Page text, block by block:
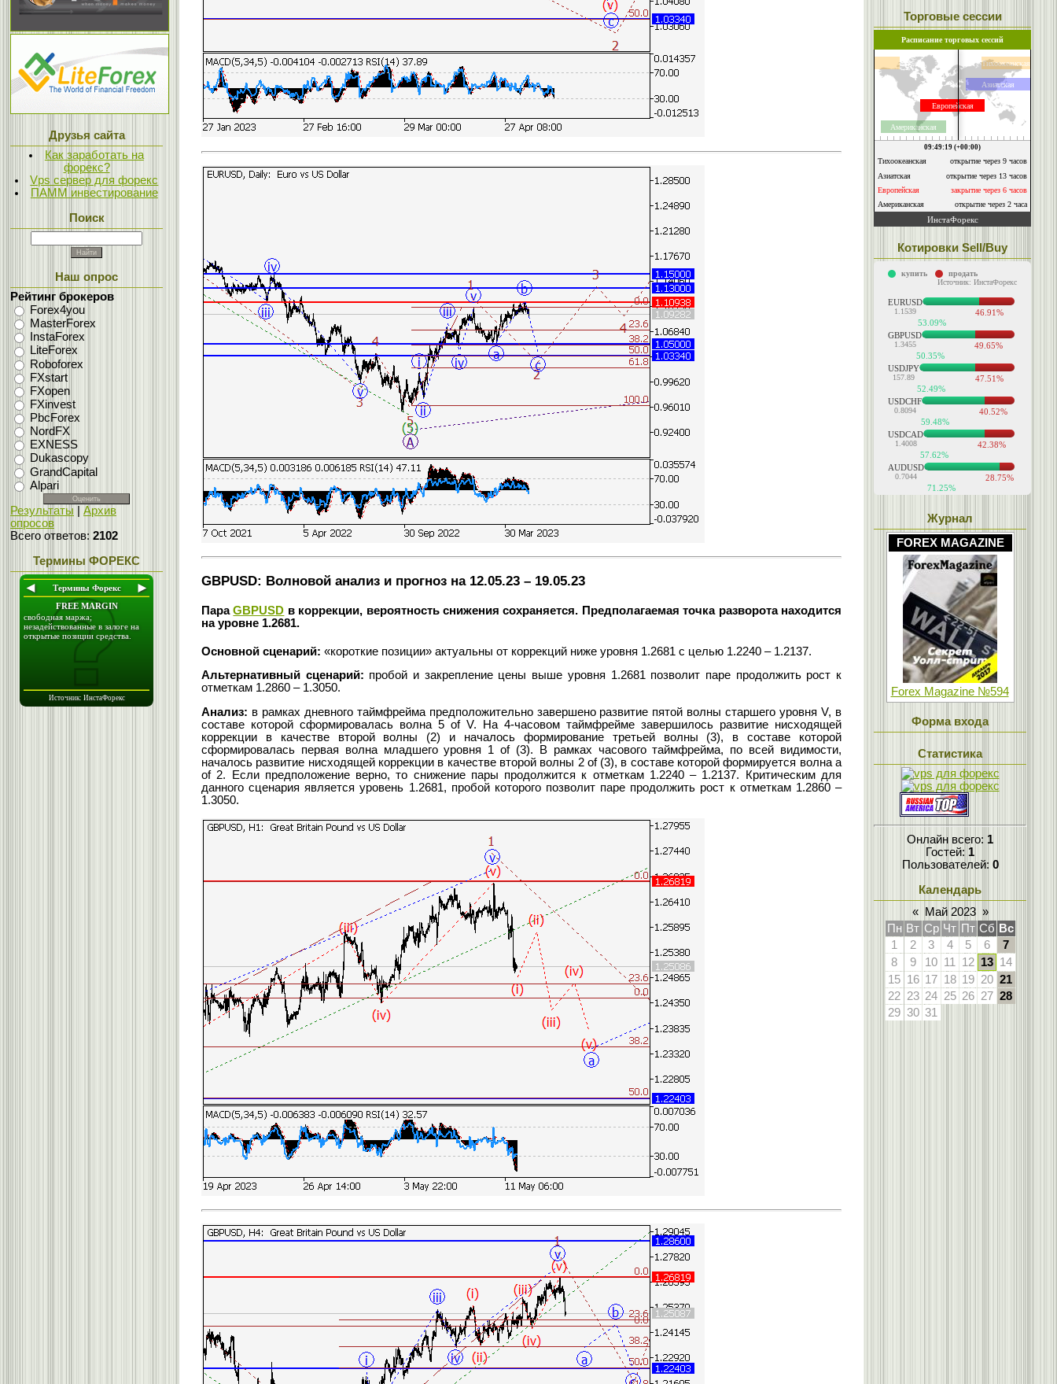
Друзья сайта
Как заработать на
форекс?
Vps сервер для форекс
ПАММ инвестирование
Поиск
Наш опрос
Рейтинг брокеров
Forex4you
MasterForex
InstaForex
LiteForex
Roboforex
FXstart
FXopen
FXinvest
PbcForex
NordFX
EXNESS
Dukascopy
GrandCapital
Alpari
Результаты
Архив
опросов
Всего ответов: 2102
Термины ФОРЕКС
GBPUSD: Волновой анализ и прогноз на 12.05.23 – 19.05.23
ПараGBPUSD в коррекции, вероятность снижения сохраняется. Предполагаемая точка разворота находится
на уровне 1.2681.
Основной сценарий: «короткие позиции» актуальны от коррекций ниже уровня 1.2681 с целью 1.2240 – 1.2137.
Альтернативный сценарий: пробой и закрепление цены выше уровня 1.2681 позволит паре продолжить рост к
отметкам 1.2860 – 1.3050.
Анализ: в рамках дневного таймфрейма предположительно завершено развитие пятой волны старшего уровня V, в
составе которой сформировалась волна 5 of V. На 4-часовом таймфрейме завершилось развитие нисходящей
коррекции в качестве второй волны (2) и началось формирование третьей волны (3), в составе которой
сформировалась первая волна младшего уровня 1 of (3). В рамках часового таймфрейма, по всей видимости,
началось развитие нисходящей коррекции в качестве второй волны 2 of (3), в составе которой формируется волна а
of 2. Если предположение верно, то снижение пары продолжится к отметкам 1.2240 – 1.2137. Критическим для
данного сценария является уровень 1.2681, пробой которого позволит паре продолжить рост к отметкам 1.2860 –
1.3050.
Торговые сессии
Котировки Sell/Buy
Журнал
FOREX MAGAZINE
Forex Magazine №594
Форма входа
Статистика
Онлайн всего: 1
Гостей: 1
Пользователей: 0
Календарь
«
Май 2023 »
Пн Вт Ср Чт Пт Сб Вс
1
2 3 4 5 6
7
8
9 10 11 12 13 14
15 16 17 18 19 20 21
22 23 24 25 26 27 28
29 30 31